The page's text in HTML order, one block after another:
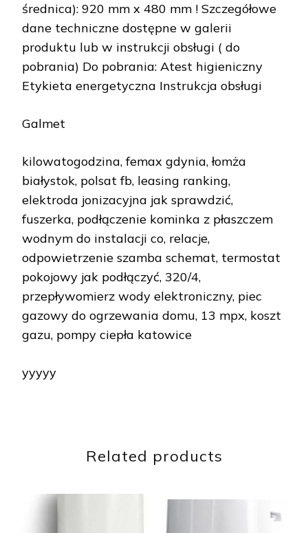
średnica): 920 mm x 480 mm ! Szczegółowe
dane techniczne dostępne w galerii
produktu lub w instrukcji obsługi ( do
pobrania) Do pobrania: Atest higieniczny
Etykieta energetyczna Instrukcja obsługi
Galmet
kilowatogodzina, femax gdynia, łomża
białystok, polsat fb, leasing ranking,
elektroda jonizacyjna jak sprawdzić,
fuszerka, podłączenie kominka z płaszczem
wodnym do instalacji co, relacje,
odpowietrzenie szamba schemat, termostat
pokojowy jak podłączyć, 320/4,
przepływomierz wody elektroniczny, piec
gazowy do ogrzewania domu, 13 mpx, koszt
gazu, pompy ciepła katowice
yyyyy
Related products